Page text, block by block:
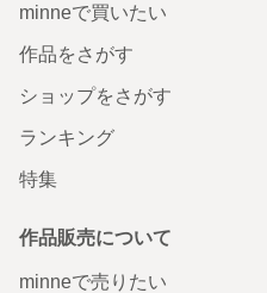
minneで買いたい
作品をさがす
ショップをさがす
ランキング
特集
作品販売について
minneで売りたい